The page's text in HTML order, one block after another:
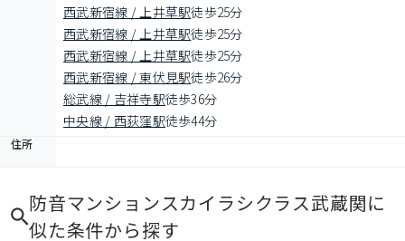
西武新宿線 / 上井草駅徒歩25分
西武新宿線 / 上井草駅徒歩25分
西武新宿線 / 上井草駅徒歩25分
西武新宿線 / 東伏見駅徒歩26分
総武線 / 吉祥寺駅徒歩36分
中央線 / 西荻窪駅徒歩44分
住所
防音マンションスカイラシクラス武蔵関に
似た条件から探す